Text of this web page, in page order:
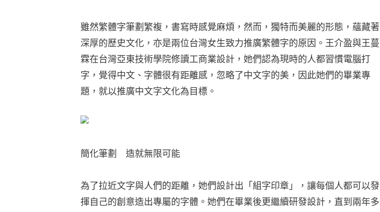
雖然繁體字筆劃繁複，書寫時感覺麻煩，然而，獨特而美麗的形態，蘊藏著
深厚的歷史文化，亦是兩位台灣女生致力推廣繁體字的原因。王介盈與王蔓
霖在台灣亞東技術學院修讀工商業設計，她們認為現時的人都習慣電腦打
字，覺得中文、字體很有距離感，忽略了中文字的美，因此她們的畢業專
題，就以推廣中文字文化為目標。
簡化筆劃　造就無限可能
為了拉近文字與人們的距離，她們設計出「組字印章」，讓每個人都可以發
揮自己的創意造出專屬的字體。她們在畢業後更繼續研發設計，直到兩年多